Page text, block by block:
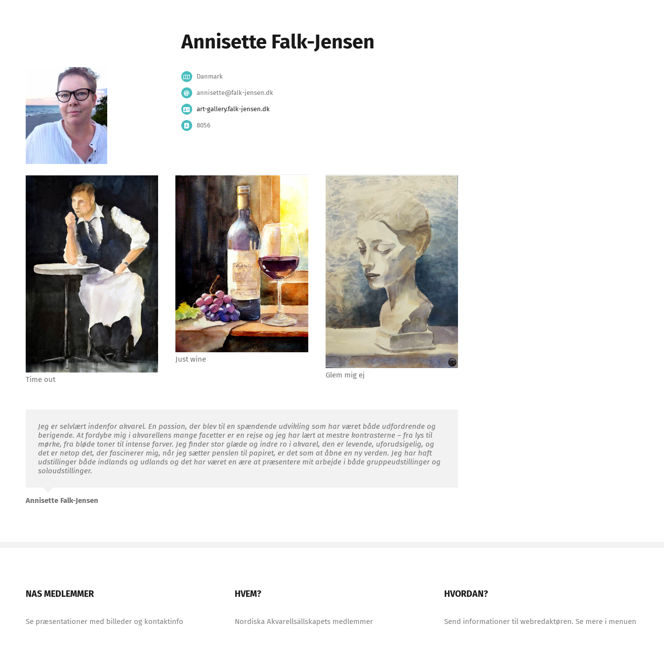
Annisette Falk-Jensen
Danmark
annisette@falk-jensen.dk
art-gallery.falk-jensen.dk
8056
Time out
Just wine
Glem mig ej
Jeg er selvlært indenfor akvarel. En passion, der blev til en spændende udvikling som har været både udfordrende og
berigende. At fordybe mig i akvarellens mange facetter er en rejse og jeg har lært at mestre kontrasterne – fra lys til
mørke, fra bløde toner til intense farver. Jeg finder stor glæde og indre ro i akvarel, den er levende, uforudsigelig, og
det er netop det, der fascinerer mig, når jeg sætter penslen til papiret, er det som at åbne en ny verden. Jeg har haft
udstillinger både indlands og udlands og det har været en ære at præsentere mit arbejde i både gruppeudstillinger og
soloudstillinger.
Annisette Falk-Jensen
NAS MEDLEMMER
Se præsentationer med billeder og kontaktinfo
HVEM?
Nordiska Akvarellsällskapets medlemmer
HVORDAN?
Send informationer til webredaktøren. Se mere i menuen